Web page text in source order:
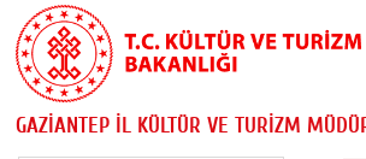
GAZİANTEP İL KÜLTÜR VE TURİZM